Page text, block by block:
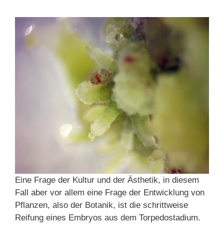
Eine Frage der Kultur und der Ästhetik, in diesem
Fall aber vor allem eine Frage der Entwicklung von
Pflanzen, also der Botanik, ist die schrittweise
Reifung eines Embryos aus dem Torpedostadium.